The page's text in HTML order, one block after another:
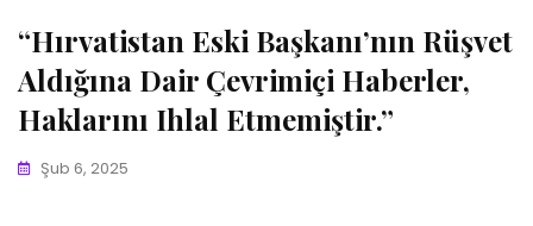
“Hırvatistan Eski Başkanı’nın Rüşvet
Aldığına Dair Çevrimiçi Haberler,
Haklarını Ihlal Etmemiştir.”
Şub 6, 2025